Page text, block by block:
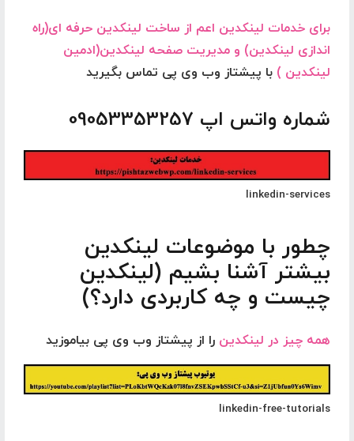
برای خدمات لینکدین اعم از ساخت لینکدین حرفه ای(راه
اندازی لینکدین) و مدیریت صفحه لینکدین(ادمین
لینکدین ) با پیشتاز وب وی پی تماس بگیرید
شماره واتس اپ 09053353257
linkedin-services
چطور با موضوعات لینکدین
بیشتر آشنا بشیم (لینکدین
چیست و چه کاربردی دارد؟)
همه چیز در لینکدین را از پیشتاز وب وی پی بیاموزید
linkedin-free-tutorials